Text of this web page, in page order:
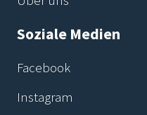
Soziale Medien
Facebook
Instagram